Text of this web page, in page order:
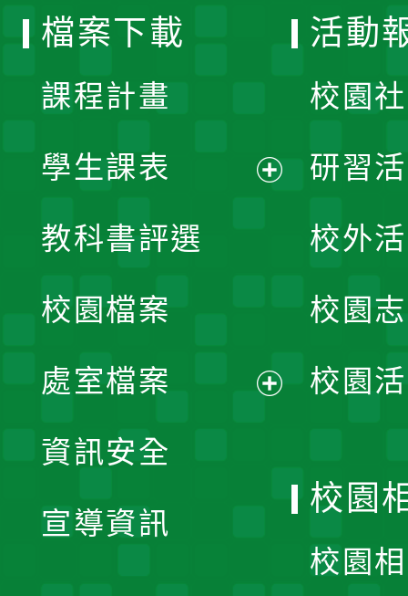
檔案下載
課程計畫
學生課表
單
教科書評選
校園檔案
處室檔案
資訊安全
宣導資訊
活動
校園
研習
校外
校園
校園
校園
校園